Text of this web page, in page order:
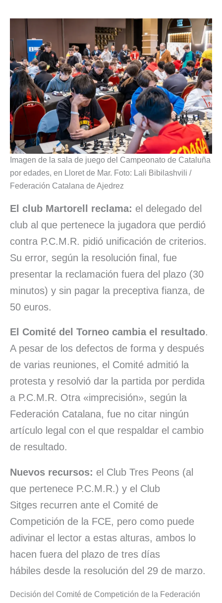
Imagen de la sala de juego del Campeonato de Cataluña
por edades, en Lloret de Mar. Foto: Lali Bibilashvili /
Federación Catalana de Ajedrez
El club Martorell reclama: el delegado del
club al que pertenece la jugadora que perdió
contra P.C.M.R. pidió unificación de criterios.
Su error, según la resolución final, fue
presentar la reclamación fuera del plazo (30
minutos) y sin pagar la preceptiva fianza, de
50 euros.
El Comité del Torneo cambia el resultado.
A pesar de los defectos de forma y después
de varias reuniones, el Comité admitió la
protesta y resolvió dar la partida por perdida
a P.C.M.R. Otra «imprecisión», según la
Federación Catalana, fue no citar ningún
artículo legal con el que respaldar el cambio
de resultado.
Nuevos recursos: el Club Tres Peons (al
que pertenece P.C.M.R.) y el Club
Sitges recurren ante el Comité de
Competición de la FCE, pero como puede
adivinar el lector a estas alturas, ambos lo
hacen fuera del plazo de tres días
hábiles desde la resolución del 29 de marzo.
Decisión del Comité de Competición de la Federación